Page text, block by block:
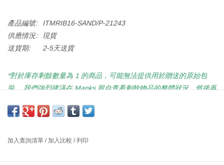
產品編號:
ITMRIB16-SAND/P-21243
供應情況:
現貨
送貨期:
2-5天送貨
*對於庫存剩餘數量為 1 的商品，可能無法提供用於贈送的原始包
裝。 我們強烈建議在 Manks 親自查看剩餘物品的整體狀況，然後再
*如遇缺貨，請加入查詢訂單
MARI 甜品碗 (155毫米)
加入查詢清單 / 加入比較 /列印